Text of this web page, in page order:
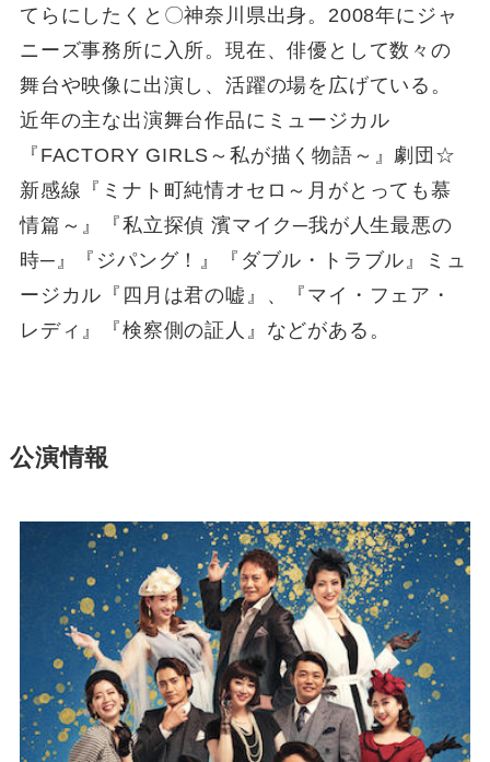
てらにしたくと〇神奈川県出身。2008年にジャ
ニーズ事務所に入所。現在、俳優として数々の
舞台や映像に出演し、活躍の場を広げている。
近年の主な出演舞台作品にミュージカル
『FACTORY GIRLS～私が描く物語～』劇団☆
新感線『ミナト町純情オセロ～月がとっても慕
情篇～』『私立探偵 濱マイク─我が人生最悪の
時─』『ジパング！』『ダブル・トラブル』ミュ
ージカル『四月は君の嘘』、『マイ・フェア・
レディ』『検察側の証人』などがある。
公演情報